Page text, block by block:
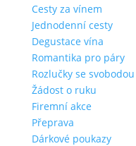
Cesty za vínem
Jednodenní cesty
Degustace vína
Romantika pro páry
Rozlučky se svobodou
Žádost o ruku
Firemní akce
Přeprava
Dárkové poukazy